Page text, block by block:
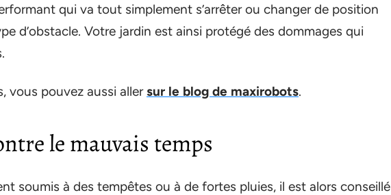
qui va tout simplement s’arrêter ou changer de position
d’obstacle. Votre jardin est ainsi protégé des dommages qui
vous pouvez aussi allersur le blog de maxirobots.
le mauvais temps
soumis à des tempêtes ou à de fortes pluies, il est alors conseillé